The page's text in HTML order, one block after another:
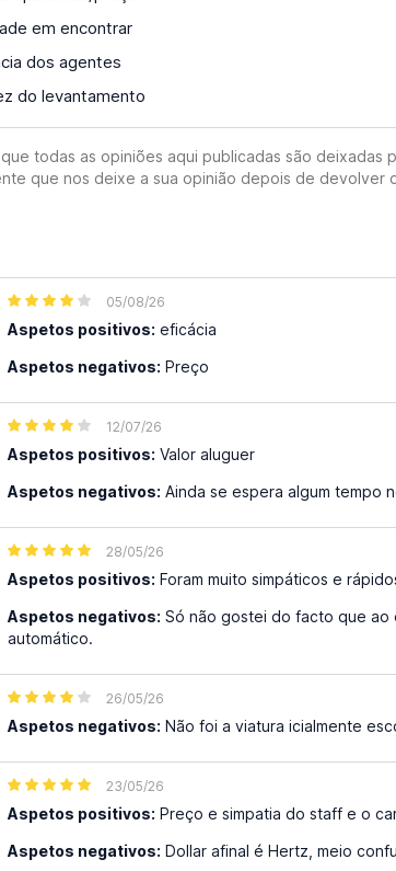
em encontrar
dos agentes
do levantamento
todas as opiniões aqui publicadas são deixadas
que nos deixe a sua opinião depois de devolver
05/08/26
Aspetos positivos: eficácia
Aspetos negativos: Preço
12/07/26
Aspetos positivos: Valor aluguer
Aspetos negativos: Ainda se espera algum tempo
28/05/26
Aspetos positivos: Foram muito simpáticos e
Aspetos negativos: Só não gostei do facto que ao
automático.
26/05/26
Aspetos negativos: Não foi a viatura icialmente
23/05/26
Aspetos positivos: Preço e simpatia do staff e o
Aspetos negativos: Dollar afinal é Hertz, meio